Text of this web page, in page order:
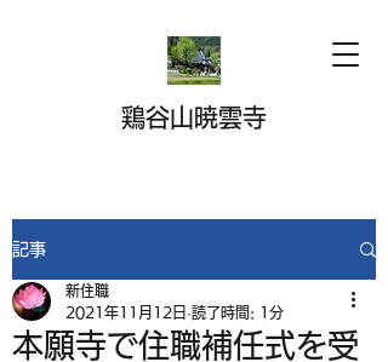
鶏谷山暁雲寺
記事
本願寺で住職補任式を受
新住職
2021年11月12日 読了時間: 1分